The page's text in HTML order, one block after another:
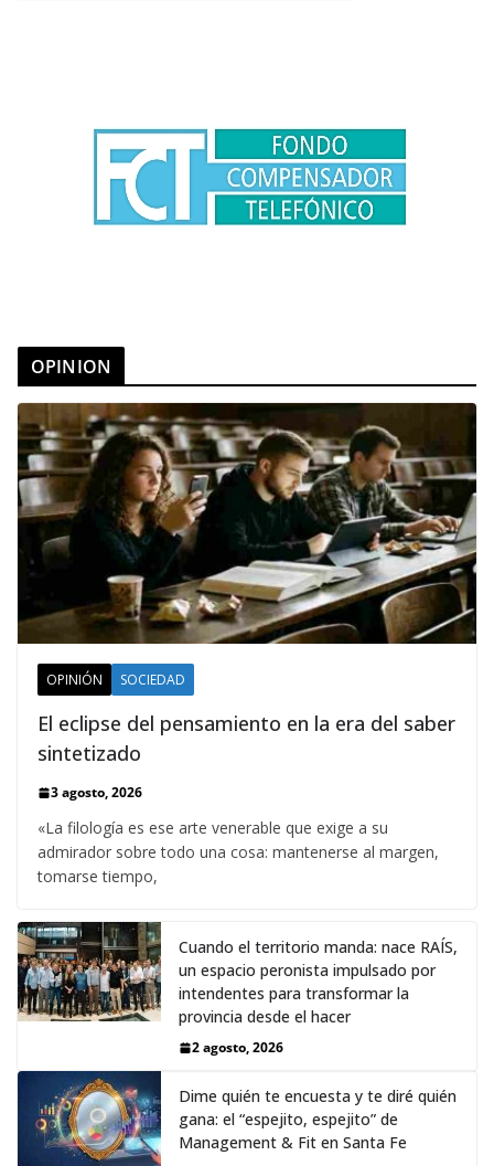
OPINION
OPINIÓN SOCIEDAD
El eclipse del pensamiento en la era del saber
sintetizado
3 agosto, 2026
«La filología es ese arte venerable que exige a su
admirador sobre todo una cosa: mantenerse al margen,
tomarse tiempo,
Cuando el territorio manda: nace RAÍS,
un espacio peronista impulsado por
intendentes para transformar la
provincia desde el hacer
2 agosto, 2026
Dime quién te encuesta y te diré quién
gana: el “espejito, espejito” de
Management & Fit en Santa Fe